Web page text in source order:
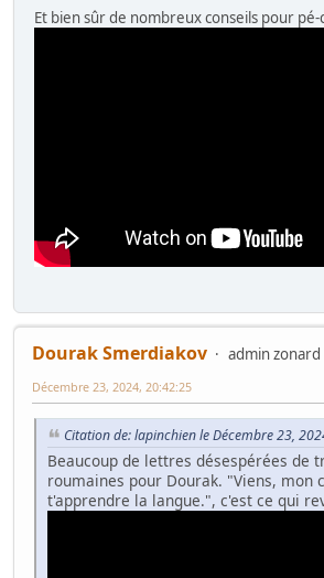
Et bien sûr de nombreux conseils pour pé-
Dourak Smerdiakov
admin zonard
Décembre 23, 2024, 20:42:25
Citation de: lapinchien le Décembre 23,
Beaucoup de lettres désespérées de
roumaines pour Dourak. "Viens, mon
t'apprendre la langue.", c'est ce qui